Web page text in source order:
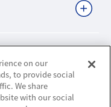
on our
to provide social
We share
with our social